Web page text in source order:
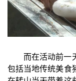
而在活动前一
包括当地传统美食